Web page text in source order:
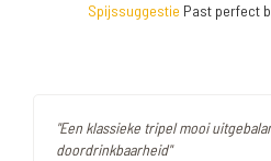
Spijssuggestie Past perfect
"Een klassieke tripel mooi
doordrinkbaarheid"